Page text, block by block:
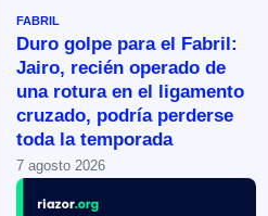
FABRIL
Duro golpe para el Fabril:
Jairo, recién operado de
una rotura en el ligamento
cruzado, podría perderse
toda la temporada
7 agosto 2026